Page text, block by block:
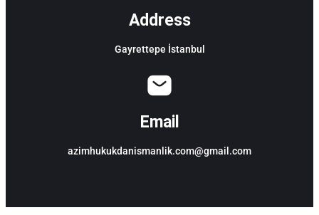
Address
Gayrettepe İstanbul
Email
azimhukukdanismanlik.com@gmail.com